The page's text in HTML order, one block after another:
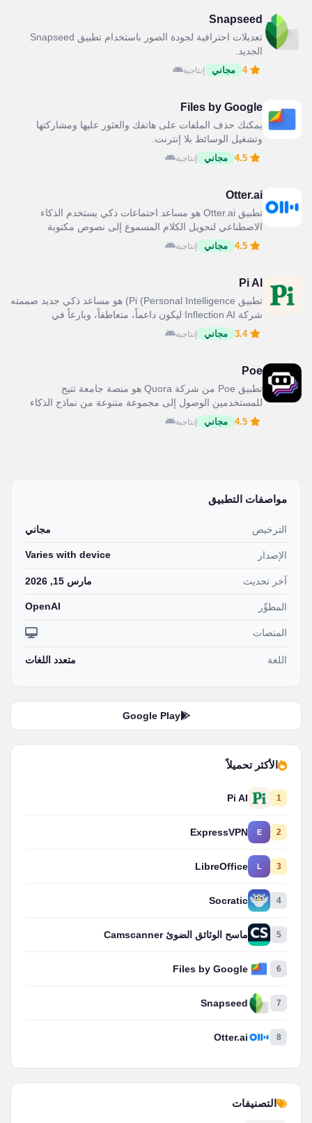
Snapseed
تعديلات احترافية لجودة الصور باستخدام تطبيق Snapseed
الجديد.
4 مجاني إنتاجية
Files by Google
يمكنك حذف الملفات على هاتفك والعثور عليها ومشاركتها
وتشغيل الوسائط بلا إنترنت.
مجاني إنتاجية
Otter.ai
تطبيق Otter.ai هو مساعد اجتماعات ذكي يستخدم الذكاء
الاصطناعي لتحويل الكلام المسموع إلى نصوص مكتوبة
مجاني إنتاجية
Pi AI
تطبيق Pi (Personal Intelligence) هو مساعد ذكي جديد صممته
شركة Inflection AI ليكون داعماً، متعاطفاً، وبارعاً في
المحادثات...
3.4 مجاني إنتاجية
Poe
تطبيق Poe من شركة Quora هو منصة جامعة تتيح
للمستخدمين الوصول إلى مجموعة متنوعة من نماذج الذكاء
الاصطناعي...
مجاني إنتاجية
مواصفات التطبيق
الترخيص مجاني
الإصدار Varies with device
آخر تحديث مارس 15, 2026
المطوِّر OpenAI
المنصات
اللغة متعدد اللغات
Google Play
الأكثر تحميلاً
1
Pi AI
2
E
ExpressVPN
3
L
LibreOffice
4
Socratic
5 ماسح الوثائق الضوئ Camscanner
6
Files by Google
7
Snapseed
8
Otter.ai
التصنيفات